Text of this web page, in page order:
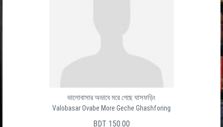
ভালোবাসার অভাবে মরে গেছে ঘাসফড়িং
Valobasar Ovabe More Geche Ghashforing
BDT 150.00